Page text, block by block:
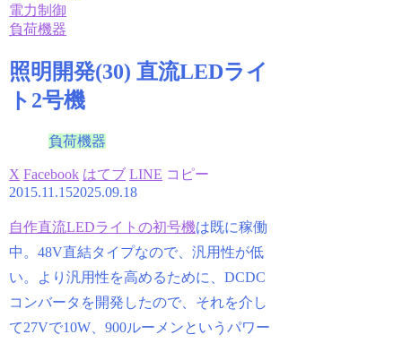
電力制御
負荷機器
照明開発(30) 直流LEDライ
ト2号機
負荷機器
X Facebook はてブ LINE コピー
2015.11.152025.09.18
自作直流LEDライトの初号機は既に稼働
中。48V直結タイプなので、汎用性が低
い。より汎用性を高めるために、DCDC
コンバータを開発したので、それを介し
て27Vで10W、900ルーメンというパワー